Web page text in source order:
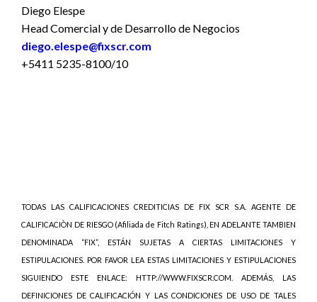
Diego Elespe
Head Comercial y de Desarrollo de Negocios
diego.elespe@fixscr.com
+5411 5235-8100/10
TODAS LAS CALIFICACIONES CREDITICIAS DE FIX SCR S.A. AGENTE DE
CALIFICACIÒN DE RIESGO (Afiliada de Fitch Ratings), EN ADELANTE TAMBIEN
DENOMINADA “FIX”, ESTÁN SUJETAS A CIERTAS LIMITACIONES Y
ESTIPULACIONES. POR FAVOR LEA ESTAS LIMITACIONES Y ESTIPULACIONES
SIGUIENDO ESTE ENLACE: HTTP://WWW.FIXSCR.COM. ADEMÁS, LAS
DEFINICIONES DE CALIFICACIÓN Y LAS CONDICIONES DE USO DE TALES